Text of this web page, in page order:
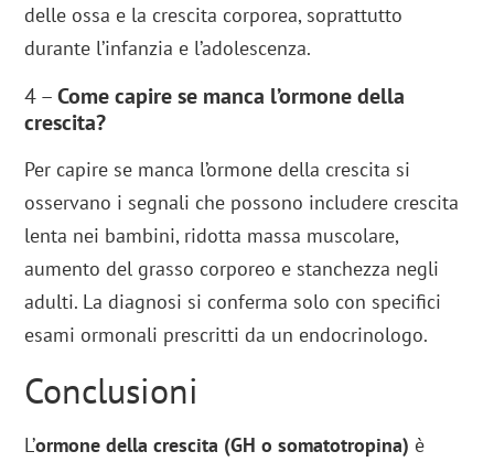
delle ossa e la crescita corporea, soprattutto
durante l’infanzia e l’adolescenza.
4 –Come capire se manca l’ormone della
crescita?
Per capire se manca l’ormone della crescita si
osservano i segnali che possono includere crescita
lenta nei bambini, ridotta massa muscolare,
aumento del grasso corporeo e stanchezza negli
adulti. La diagnosi si conferma solo con specifici
esami ormonali prescritti da un endocrinologo.
Conclusioni
L’ormone della crescita (GH o somatotropina) è